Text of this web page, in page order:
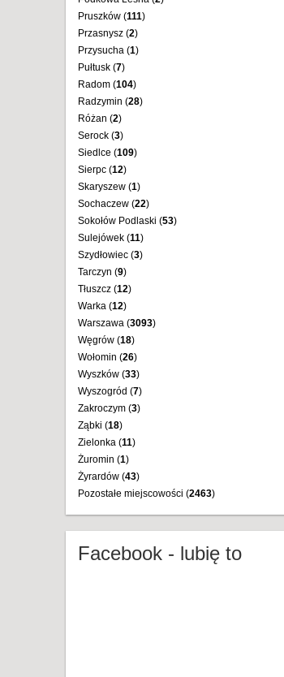
Pruszków (111)
Przasnysz (2)
Przysucha (1)
Pułtusk (7)
Radom (104)
Radzymin (28)
Różan (2)
Serock (3)
Siedlce (109)
Sierpc (12)
Skaryszew (1)
Sochaczew (22)
Sokołów Podlaski (53)
Sulejówek (11)
Szydłowiec (3)
Tarczyn (9)
Tłuszcz (12)
Warka (12)
Warszawa (3093)
Węgrów (18)
Wołomin (26)
Wyszków (33)
Wyszogród (7)
Zakroczym (3)
Ząbki (18)
Zielonka (11)
Żuromin (1)
Żyrardów (43)
Pozostałe miejscowości (2463)
Facebook - lubię to